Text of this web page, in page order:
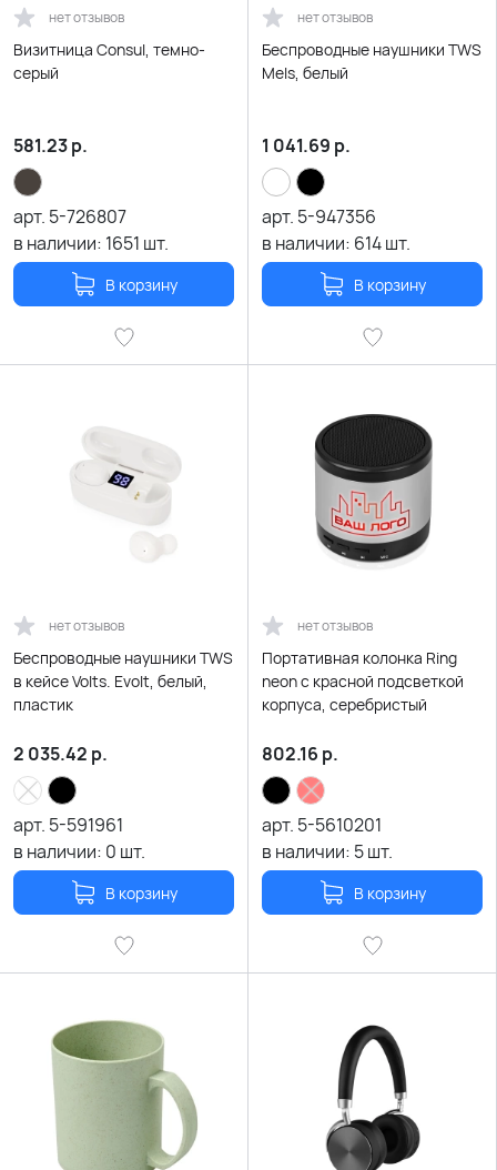
нет отзывов
Визитница Consul, темно-
серый
581.23р.
арт. 5-726807
в наличии: 1651 шт.
В корзину
нет отзывов
Беспроводные наушники TWS
Mels, белый
1 041.69 р.
арт. 5-947356
в наличии: 614шт.
В корзину
нет отзывов
Беспроводные наушники TWS
в кейсе Volts. Evolt, белый,
пластик
2 035.42 р.
арт. 5-591961
в наличии: 0 шт.
В корзину
нет отзывов
Портативная колонка Ring
neon с красной подсветкой
корпуса, серебристый
802.16 р.
арт. 5-5610201
в наличии: 5шт.
В корзину